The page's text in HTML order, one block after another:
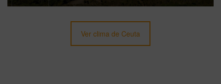
Ver clima de Ceuta